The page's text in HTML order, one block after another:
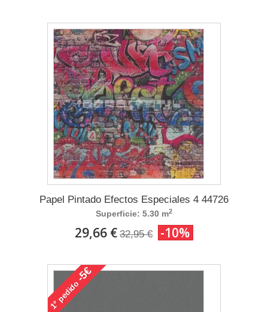
Papel Pintado Efectos Especiales 4 44726
Superficie: 5.30 m2
29,66 € 32,95 € -10%
1°
pedido
-5€